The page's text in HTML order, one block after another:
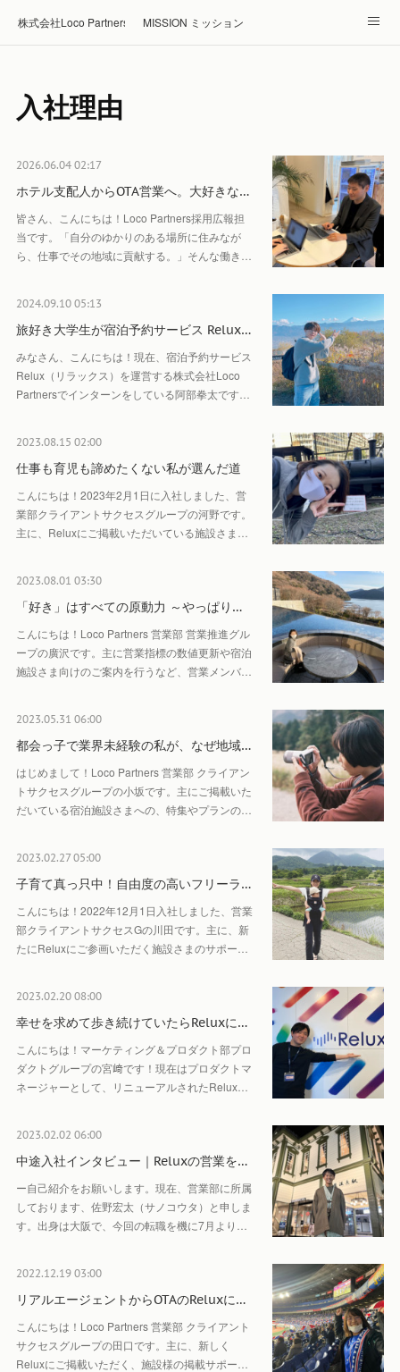
株式会社Loco Partners 🏠HomeMISSION ミッション
Blog ブログ ホテル・旅館の宿泊予約はRelux
入社理由
2026.06.04 02:17
ホテル支配人からOTA営業へ。大好きな…
皆さん、こんにちは！Loco Partners採用広報担
当です。「自分のゆかりのある場所に住みなが
ら、仕事でその地域に貢献する。」そんな働き…
2024.09.10 05:13
旅好き大学生が宿泊予約サービス Relux…
みなさん、こんにちは！現在、宿泊予約サービス
Relux（リラックス）を運営する株式会社Loco
Partnersでインターンをしている阿部拳太です…
2023.08.15 02:00
仕事も育児も諦めたくない私が選んだ道
こんにちは！2023年2月1日に入社しました、営
業部クライアントサクセスグループの河野です。
主に、Reluxにご掲載いただいている施設さま…
2023.08.01 03:30
「好き」はすべての原動力 ～やっぱり…
こんにちは！Loco Partners 営業部 営業推進グル
ープの廣沢です。主に営業指標の数値更新や宿泊
施設さま向けのご案内を行うなど、営業メンバ…
2023.05.31 06:00
都会っ子で業界未経験の私が、なぜ地域…
はじめまして！Loco Partners 営業部 クライアン
トサクセスグループの小坂です。主にご掲載いた
だいている宿泊施設さまへの、特集やプランの…
2023.02.27 05:00
子育て真っ只中！自由度の高いフリーラ…
こんにちは！2022年12月1日入社しました、営業
部クライアントサクセスGの川田です。主に、新
たにReluxにご参画いただく施設さまのサポー…
2023.02.20 08:00
幸せを求めて歩き続けていたらReluxに…
こんにちは！マーケティング＆プロダクト部プロ
ダクトグループの宮﨑です！現在はプロダクトマ
ネージャーとして、リニューアルされたRelux…
2023.02.02 06:00
中途入社インタビュー｜Reluxの営業を…
ー自己紹介をお願いします。現在、営業部に所属
しております、佐野宏太（サノコウタ）と申しま
す。出身は大阪で、今回の転職を機に7月より…
2022.12.19 03:00
リアルエージェントからOTAのReluxに…
こんにちは！Loco Partners 営業部 クライアント
サクセスグループの田口です。主に、新しく
Reluxにご掲載いただく、施設様の掲載サポー…